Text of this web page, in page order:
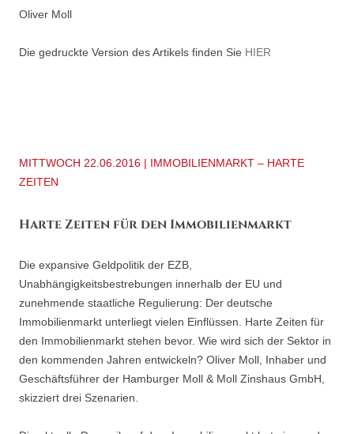
Oliver Moll
Die gedruckte Version des Artikels finden Sie HIER
MITTWOCH 22.06.2016 | IMMOBILIENMARKT – HARTE
ZEITEN
Harte Zeiten für den Immobilienmarkt
Die expansive Geldpolitik der EZB,
Unabhängigkeitsbestrebungen innerhalb der EU und
zunehmende staatliche Regulierung: Der deutsche
Immobilienmarkt unterliegt vielen Einflüssen. Harte Zeiten für
den Immobilienmarkt stehen bevor. Wie wird sich der Sektor in
den kommenden Jahren entwickeln? Oliver Moll, Inhaber und
Geschäftsführer der Hamburger Moll & Moll Zinshaus GmbH,
skizziert drei Szenarien.